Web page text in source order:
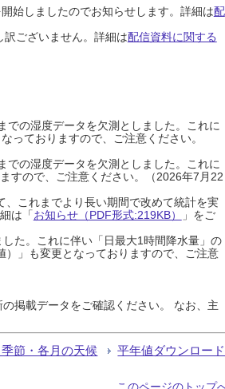
始しましたのでお知らせします。詳細は配
ございません。詳細は配信資料に関する
の湿度データを欠測としました。これに
っておりますので、ご注意ください。
の湿度データを欠測としました。これに
すので、ご注意ください。（2026年7月22
これまでより長い期間で改めて統計を実
は「お知らせ（PDF形式:219KB）
」をご
た。これに伴い「日最大1時間降水量」の
）」も変更となっておりますので、ご注意
掲載データをご確認ください。 なお、主
節・各月の天候 平年値ダウンロード